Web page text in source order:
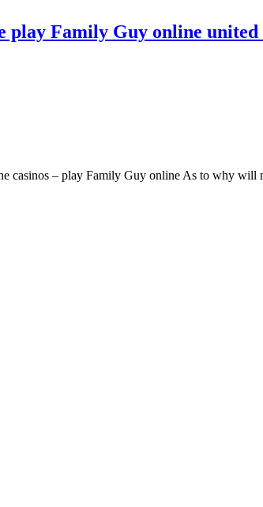
play Family Guy online
casinos – play Family Guy online As to why